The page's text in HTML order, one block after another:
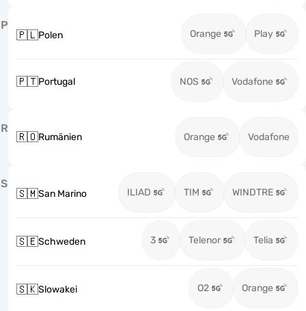
P
🇵🇱Polen Orange Play
🇵🇹Portugal NOS Vodafone
R
🇷🇴Rumänien Orange Vodafone
S
🇸🇲San Marino ILIAD TIM WINDTRE
🇸🇪Schweden 3 Telenor Telia
🇸🇰Slowakei O2 Orange